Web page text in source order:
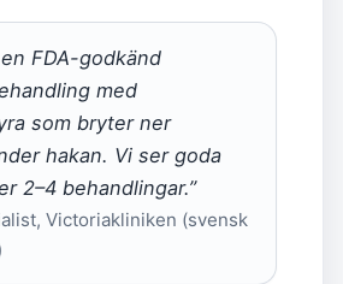
FDA-godkänd
med
som bryter ner
hakan. Vi ser goda
2–4 behandlingar.”
Victoriakliniken (svensk